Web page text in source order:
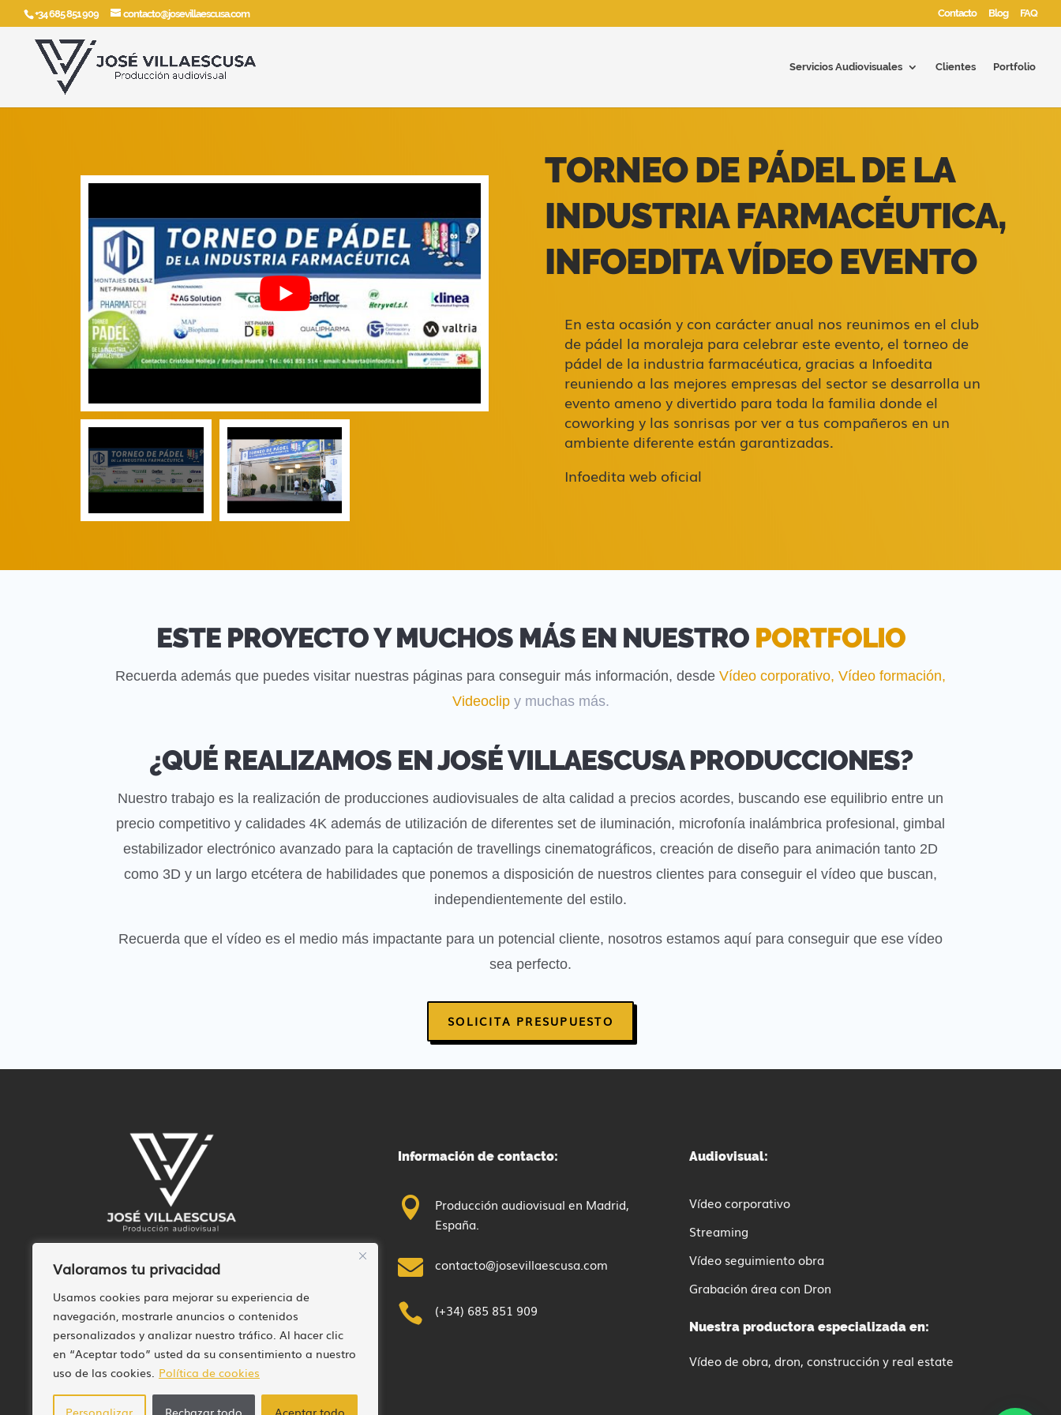
Valoramos tu privacidad
Usamos cookies para mejorar su experiencia de
navegación, mostrarle anuncios o contenidos
personalizados y analizar nuestro tráfico. Al hacer clic
en “Aceptar todo” usted da su consentimiento a nuestro
uso de las cookies. Política de cookies
Personalizar Rechazar todo Aceptar todo
+34 685 851 909 contacto@josevillaescusa.com Contacto Blog FAQ
Servicios Audiovisuales Clientes Portfolio
TORNEO DE PÁDEL DE LA
INDUSTRIA FARMACÉUTICA,
INFOEDITA VÍDEO EVENTO
En esta ocasión y con carácter anual nos reunimos en el club
de pádel la moraleja para celebrar este evento, el torneo de
pádel de la industria farmacéutica, gracias a Infoedita
reuniendo a las mejores empresas del sector se desarrolla un
evento ameno y divertido para toda la familia donde el
coworking y las sonrisas por ver a tus compañeros en un
ambiente diferente están garantizadas.
Infoedita web oficial
ESTE PROYECTO Y MUCHOS MÁS EN NUESTRO PORTFOLIO
Recuerda además que puedes visitar nuestras páginas para conseguir más información, desde Vídeo corporativo, Vídeo formación,
Videoclip y muchas más.
¿QUÉ REALIZAMOS EN JOSÉ VILLAESCUSA PRODUCCIONES?
Nuestro trabajo es la realización de producciones audiovisuales de alta calidad a precios acordes, buscando ese equilibrio entre un
precio competitivo y calidades 4K además de utilización de diferentes set de iluminación, microfonía inalámbrica profesional, gimbal
estabilizador electrónico avanzado para la captación de travellings cinematográficos, creación de diseño para animación tanto 2D
como 3D y un largo etcétera de habilidades que ponemos a disposición de nuestros clientes para conseguir el vídeo que buscan,
independientemente del estilo.
Recuerda que el vídeo es el medio más impactante para un potencial cliente, nosotros estamos aquí para conseguir que ese vídeo
sea perfecto.
SOLICITA PRESUPUESTO
Somos una productora audiovisual en Madrid.
Creamos contenido a través del vídeo, la
producción audiovisual, la animación y mucho
más.
Información de contacto:

Producción audiovisual en Madrid,
España.
 contacto@josevillaescusa.com
 (+34) 685 851 909
Audiovisual:
Vídeo corporativo
Streaming
Vídeo seguimiento obra
Grabación área con Dron
Nuestra productora especializada en:
Vídeo de obra, dron, construcción y real estate